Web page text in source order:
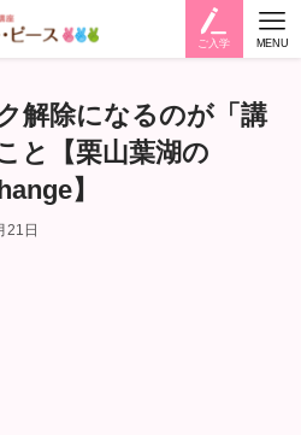
ご入学 MENU
解除になるのが「講
と【栗山葉湖の
】
21日